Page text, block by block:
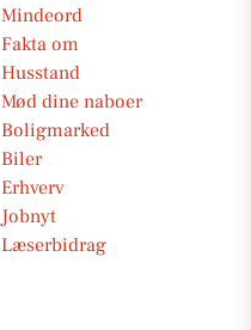
Mindeord
Fakta om
Husstand
Mød dine naboer
Boligmarked
Biler
Erhverv
Jobnyt
Læserbidrag